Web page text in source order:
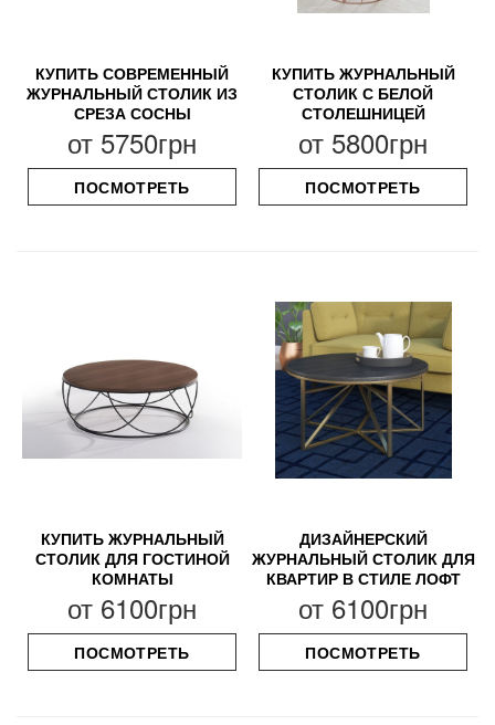
КУПИТЬ СОВРЕМЕННЫЙ
ЖУРНАЛЬНЫЙ СТОЛИК ИЗ
СРЕЗА СОСНЫ
от 5750грн
ПОСМОТРЕТЬ
КУПИТЬ ЖУРНАЛЬНЫЙ
СТОЛИК С БЕЛОЙ
СТОЛЕШНИЦЕЙ
от 5800грн
ПОСМОТРЕТЬ
КУПИТЬ ЖУРНАЛЬНЫЙ
СТОЛИК ДЛЯ ГОСТИНОЙ
КОМНАТЫ
от 6100грн
ПОСМОТРЕТЬ
ДИЗАЙНЕРСКИЙ
ЖУРНАЛЬНЫЙ СТОЛИК ДЛЯ
КВАРТИР В СТИЛЕ ЛОФТ
от 6100грн
ПОСМОТРЕТЬ